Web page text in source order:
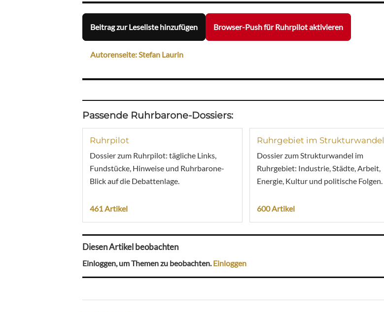
Beitrag zur Leseliste hinzufügen Browser-Push für Ruhrpilot aktivieren
Autorenseite: Stefan Laurin
Passende Ruhrbarone-Dossiers:
Ruhrpilot
Dossier zum Ruhrpilot: tägliche Links,
Fundstücke, Hinweise und Ruhrbarone-
Blick auf die Debattenlage.
461 Artikel
Ruhrgebiet im Strukturwandel
Dossier zum Strukturwandel im
Ruhrgebiet: Industrie, Städte, Arbeit,
Energie, Kultur und politische Folgen.
600 Artikel
Diesen Artikel beobachten
Einloggen, um Themen zu beobachten.Einloggen